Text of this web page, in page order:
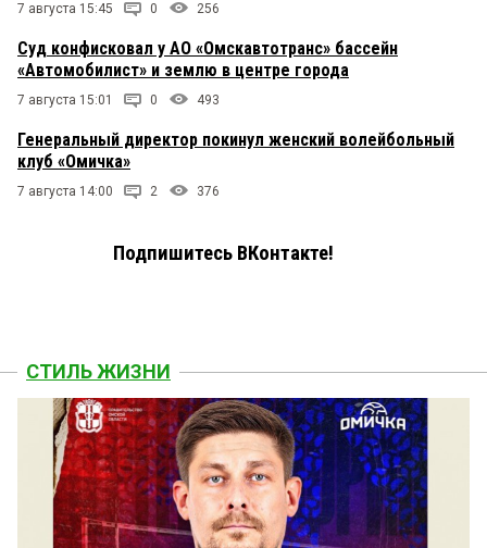
7 августа 15:45 0 256
Суд конфисковал у АО «Омскавтотранс» бассейн
«Автомобилист» и землю в центре города
7 августа 15:01 0 493
Генеральный директор покинул женский волейбольный
клуб «Омичка»
7 августа 14:00 2 376
Подпишитесь ВКонтакте!
СТИЛЬ ЖИЗНИ